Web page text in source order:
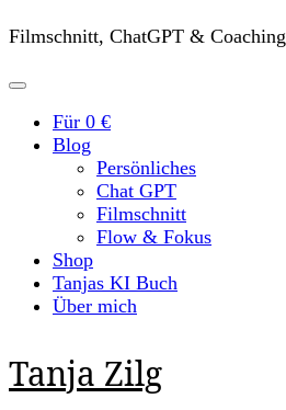
Filmschnitt, ChatGPT & Coaching
Für 0 €
Blog
Persönliches
Chat GPT
Filmschnitt
Flow & Fokus
Shop
Tanjas KI Buch
Über mich
Tanja Zilg